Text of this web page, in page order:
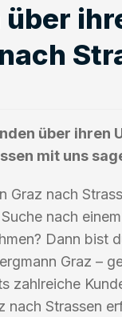
über
über ihren
mit uns
Graz nach
nach
Dann bist
Graz –
zahlreiche
nach Strassen